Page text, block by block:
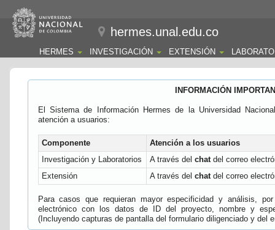
hermes.unal.edu.co
HERMES INVESTIGACIÓN EXTENSIÓN
INFORMACIÓN
El Sistema de Información Hermes de la Universidad
atención a usuarios:
Componente
Atención a los usuarios
Investigación y Laboratorios
A través del chatdel correo
Extensión
A través del chatdel correo
Para casos que requieran mayor especificidad y análisis,
electrónico con los datos de ID del proyecto, nombre y
(Incluyendo capturas de pantalla del formulario diligenciado y del